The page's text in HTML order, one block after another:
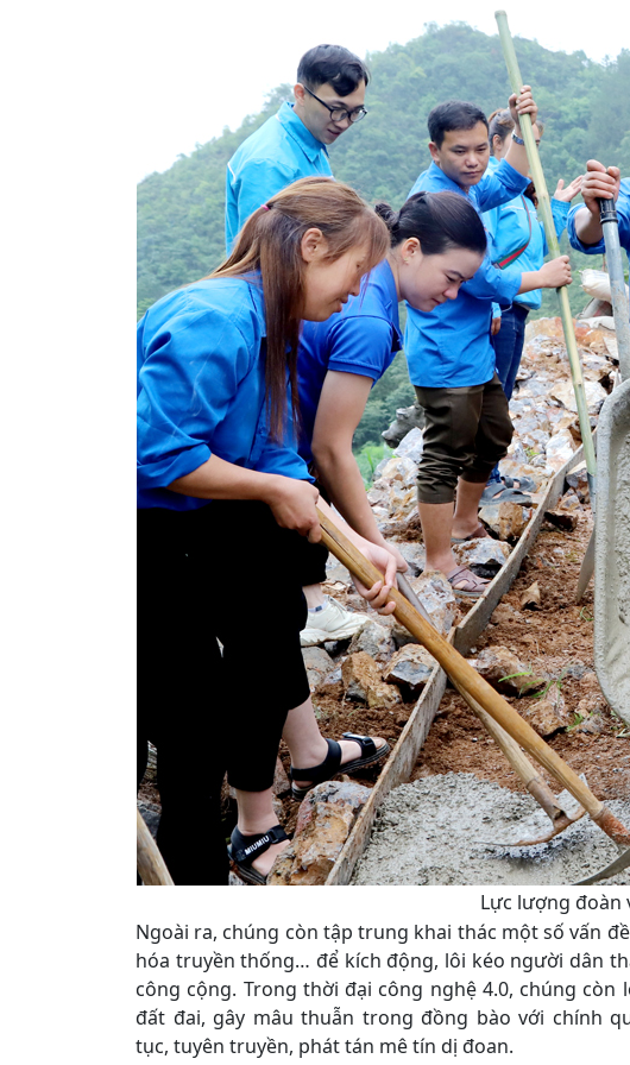
Lực lượng đoàn
Ngoài ra, chúng còn tập trung khai thác một số vấn
hóa truyền thống… để kích động, lôi kéo người dân
công cộng. Trong thời đại công nghệ 4.0, chúng
đất đai, gây mâu thuẫn trong đồng bào với chính
tục, tuyên truyền, phát tán mê tín dị đoan.